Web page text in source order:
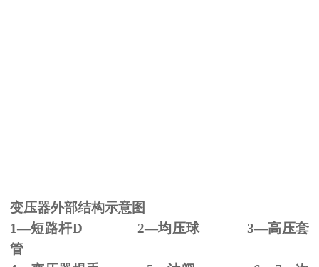
变压器外部结构示意图
1—短路杆D 2—均压球 3—高压套
管